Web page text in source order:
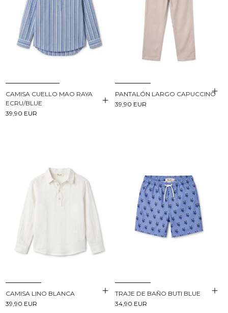
CAMISA CUELLO MAO RAYA
ECRU/BLUE
39,90 EUR
PANTALÓN LARGO CAPUCCINO
39,90 EUR
CAMISA LINO BLANCA
39,90 EUR
TRAJE DE BAÑO BUTI BLUE
34,90 EUR